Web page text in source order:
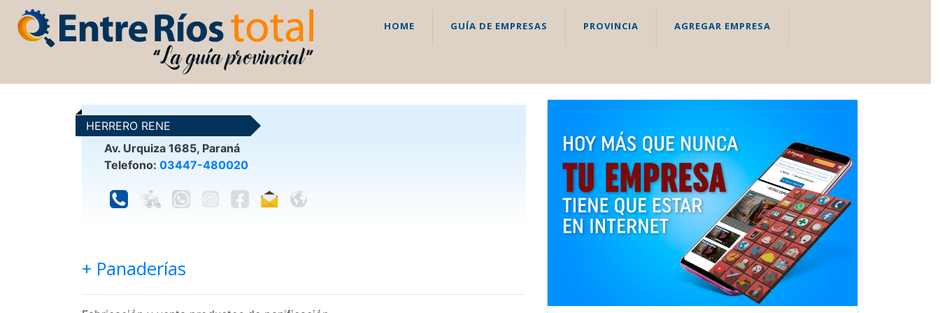
HOME GUÍA DE EMPRESAS PROVINCIA AGREGAR EMPRESA
HERRERO RENE
Av. Urquiza 1685, Paraná
Telefono: 03447-480020
+ Panaderías